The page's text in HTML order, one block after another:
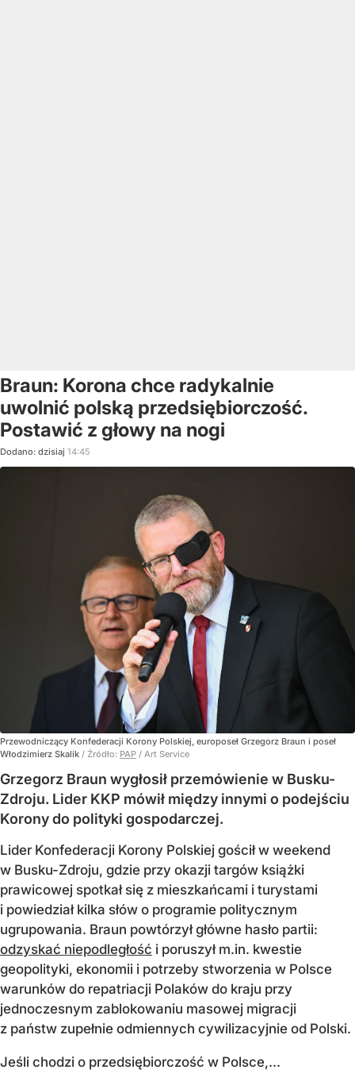
Braun: Korona chce radykalnie
uwolnić polską przedsiębiorczość.
Postawić z głowy na nogi
Dodano: dzisiaj 14:45
Przewodniczący Konfederacji Korony Polskiej, europoseł Grzegorz Braun i poseł
Włodzimierz Skalik / Źródło: PAP / Art Service
Grzegorz Braun wygłosił przemówienie w Busku-
Zdroju. Lider KKP mówił między innymi o podejściu
Korony do polityki gospodarczej.
Lider Konfederacji Korony Polskiej gościł w weekend
w Busku-Zdroju, gdzie przy okazji targów książki
prawicowej spotkał się z mieszkańcami i turystami
i powiedział kilka słów o programie politycznym
ugrupowania. Braun powtórzył główne hasło partii:
odzyskać niepodległość i poruszył m.in. kwestie
geopolityki, ekonomii i potrzeby stworzenia w Polsce
warunków do repatriacji Polaków do kraju przy
jednoczesnym zablokowaniu masowej migracji
z państw zupełnie odmiennych cywilizacyjnie od Polski.
Jeśli chodzi o przedsiębiorczość w Polsce,...